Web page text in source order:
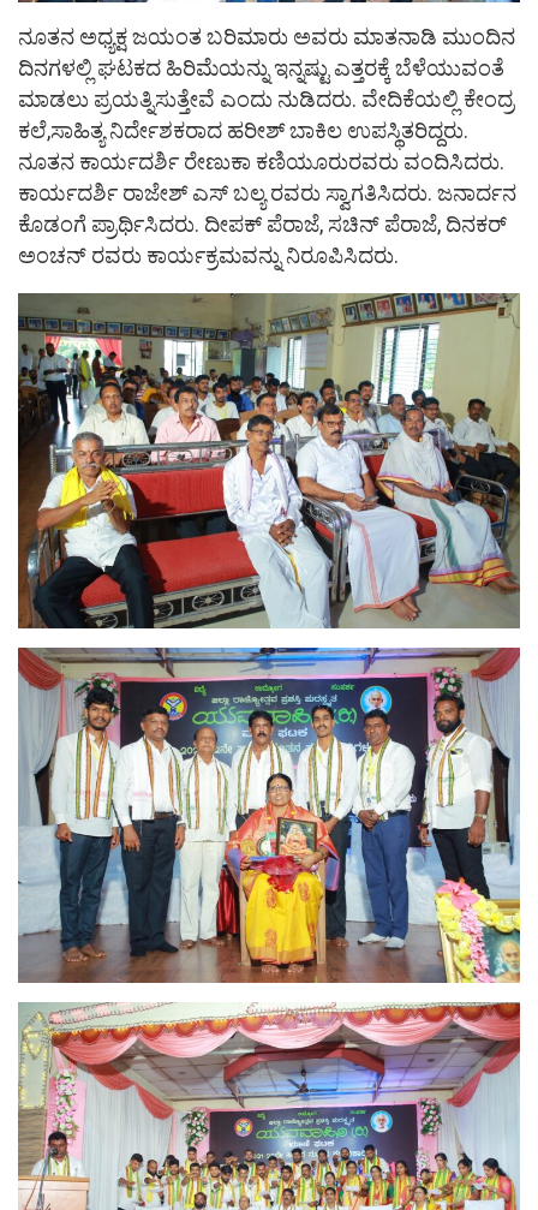
ನೂತನ ಅಧ್ಯಕ್ಷ ಜಯಂತ ಬರಿಮಾರು ಅವರು ಮಾತನಾಡಿ ಮುಂದಿನ
ದಿನಗಳಲ್ಲಿ ಘಟಕದ ಹಿರಿಮೆಯನ್ನು ಇನ್ನಷ್ಟು ಎತ್ತರಕ್ಕೆ ಬೆಳೆಯುವಂತೆ
ಮಾಡಲು ಪ್ರಯತ್ನಿಸುತ್ತೇವೆ ಎಂದು ನುಡಿದರು. ವೇದಿಕೆಯಲ್ಲಿ ಕೇಂದ್ರ
ಕಲೆ,ಸಾಹಿತ್ಯ ನಿರ್ದೇಶಕರಾದ ಹರೀಶ್ ಬಾಕಿಲ ಉಪಸ್ಥಿತರಿದ್ದರು.
ನೂತನ ಕಾರ್ಯದರ್ಶಿ ರೇಣುಕಾ ಕಣಿಯೂರುರವರು ವಂದಿಸಿದರು.
ಕಾರ್ಯದರ್ಶಿ ರಾಜೇಶ್ ಎಸ್ ಬಲ್ಯ ರವರು ಸ್ವಾಗತಿಸಿದರು. ಜನಾರ್ದನ
ಕೊಡಂಗೆ ಪ್ರಾರ್ಥಿಸಿದರು. ದೀಪಕ್ ಪೆರಾಜೆ, ಸಚಿನ್ ಪೆರಾಜೆ, ದಿನಕರ್
ಅಂಚನ್ ರವರು ಕಾರ್ಯಕ್ರಮವನ್ನು ನಿರೂಪಿಸಿದರು.